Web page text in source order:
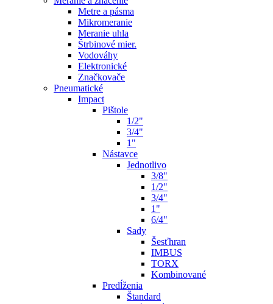
Metre a pásma
Mikromeranie
Meranie uhla
Štrbinové mier.
Vodováhy
Elektronické
Značkovače
Pneumatické
Impact
Pištole
1/2"
3/4"
1"
Nástavce
Jednotlivo
3/8"
1/2"
3/4"
1"
6/4"
Sady
Šesťhran
IMBUS
TORX
Kombinované
Predĺženia
Štandard